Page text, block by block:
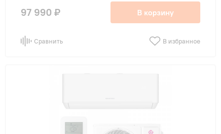
97 990 ₽ В корзину
Сравнить В избранное